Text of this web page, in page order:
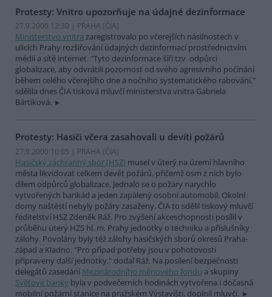
Protesty: Vnitro upozorňuje na údajné dezinformace
27.9.2000 12:30 | PRAHA (ČIA)
Ministerstvo vnitra zaregistrovalo po včerejších násilnostech v
ulicích Prahy rozšiřování údajných dezinformací prostřednictvím
médií a sítě internet. "Tyto dezinformace šíří tzv. odpůrci
globalizace, aby odvrátili pozornost od svého agresivního počínání
během celého včerejšího dne a nočního systematického rabování,"
sdělila dnes ČIA tisková mluvčí ministerstva vnitra Gabriela
Bártíková.
Protesty: Hasiči včera zasahovali u devíti požárů
27.9.2000 10:05 | PRAHA (ČIA)
Hasičský záchranný sbor (HSZ) musel v úterý na území hlavního
města likvidovat celkem devět požárů, přičemž osm z nich bylo
dílem odpůrců globalizace. Jednalo se o požáry narychlo
vytvořených barikád a jeden zapálený osobní automobil. Okolní
domy naštěstí nebyly požáry zasaženy. ČIA to sdělil tiskový mluvčí
ředitelství HSZ Zdeněk Ráž. Pro zvýšení akceschopnosti posílil v
průběhu úterý HZS hl. m. Prahy jednotky o techniku a příslušníky
zálohy. Povolány byly též zálohy hasičských sborů okresů Praha-
západ a Kladno. "Pro případ potřeby jsou v pohotovosti
připraveny další jednotky," dodal Ráž. Na posílení bezpečnosti
delegátů zasedání Mezinárodního měnového fondu a skupiny
Světové banky byla v podvečerních hodinách vytvořena i dočasná
mobilní požární stanice na pražském Výstavišti, doplnil mluvčí.